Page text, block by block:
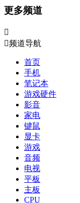
更多频道

频道导航
首页
手机
笔记本
游戏硬件
影音
家电
键鼠
显卡
游戏
音频
电视
平板
主板
CPU